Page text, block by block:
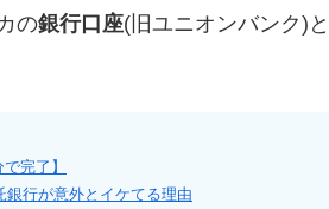
の銀行口座(旧ユニオンバンク)と
完了】
行が意外とイケてる理由